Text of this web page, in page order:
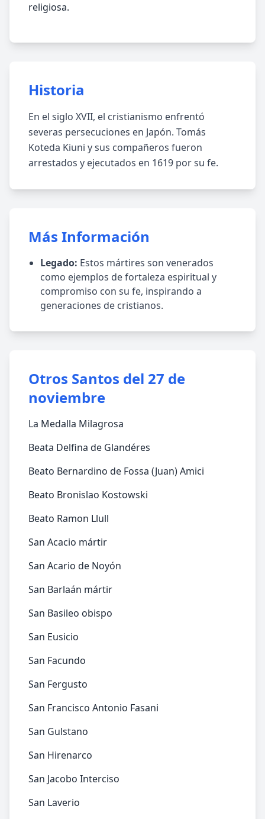
religiosa.
Historia
En el siglo XVII, el cristianismo enfrentó
severas persecuciones en Japón. Tomás
Koteda Kiuni y sus compañeros fueron
arrestados y ejecutados en 1619 por su fe.
Más Información
Legado: Estos mártires son venerados
como ejemplos de fortaleza espiritual y
compromiso con su fe, inspirando a
generaciones de cristianos.
Otros Santos del 27 de
noviembre
La Medalla Milagrosa
Beata Delfina de Glandéres
Beato Bernardino de Fossa (Juan) Amici
Beato Bronislao Kostowski
Beato Ramon Llull
San Acacio mártir
San Acario de Noyón
San Barlaán mártir
San Basileo obispo
San Eusicio
San Facundo
San Fergusto
San Francisco Antonio Fasani
San Gulstano
San Hirenarco
San Jacobo Interciso
San Laverio